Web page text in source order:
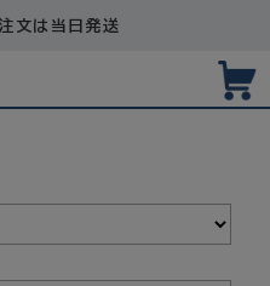
文は当日発送